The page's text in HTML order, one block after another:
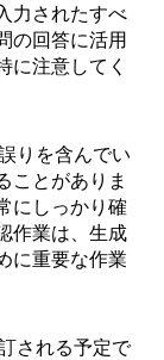
力されたすべ
の回答に活用
に注意してく
りを含んでい
ことがありま
に しっかり 確
作業は、生成
に重要な作業
される予定で